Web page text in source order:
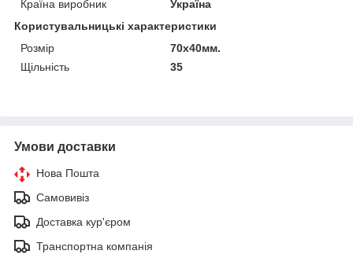
Країна виробник
Україна
Користувальницькі характеристики
Розмір
70х40мм.
Щільність
35
Умови доставки
Нова Пошта
Самовивіз
Доставка кур'єром
Транспортна компанія